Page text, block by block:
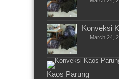
Konveksi
March 24,
Kaos Parung